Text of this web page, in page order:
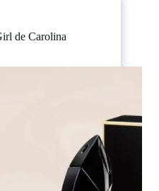
de Carolina